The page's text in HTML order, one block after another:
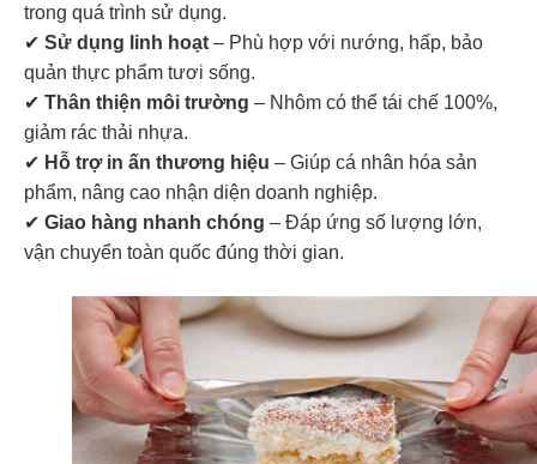
trong quá trình sử dụng.
✔ Sử dụng linh hoạt – Phù hợp với nướng, hấp, bảo
quản thực phẩm tươi sống.
✔ Thân thiện môi trường – Nhôm có thể tái chế 100%,
giảm rác thải nhựa.
✔ Hỗ trợ in ấn thương hiệu – Giúp cá nhân hóa sản
phẩm, nâng cao nhận diện doanh nghiệp.
✔ Giao hàng nhanh chóng – Đáp ứng số lượng lớn,
vận chuyển toàn quốc đúng thời gian.